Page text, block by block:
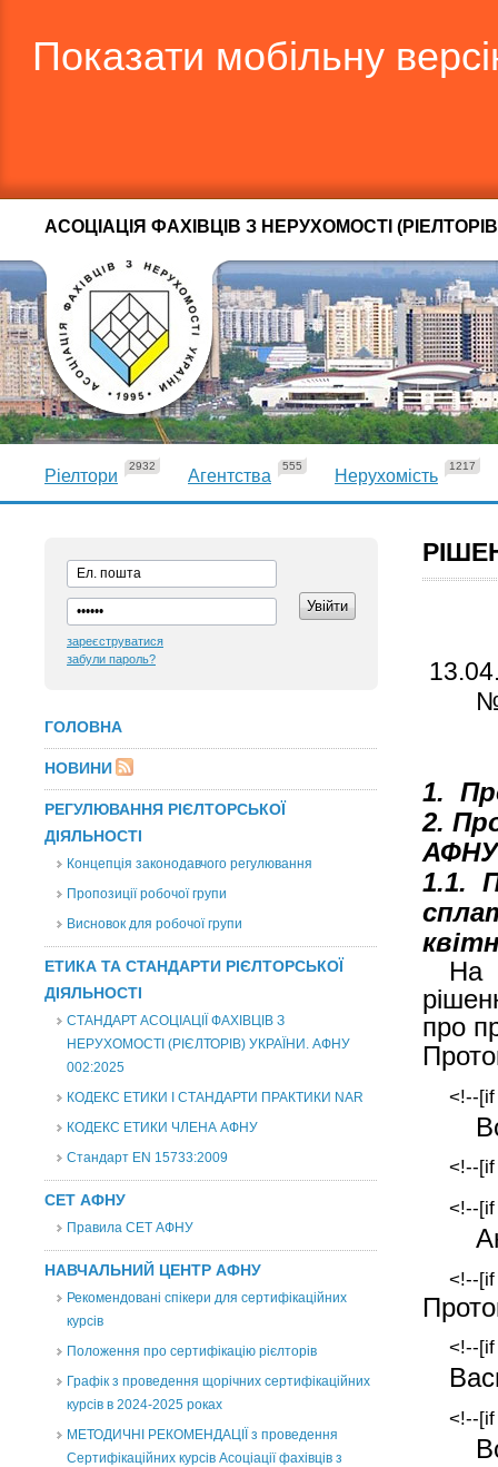
Показати мобільну
АСОЦІАЦІЯ ФАХІВЦІВ З НЕРУХОМОСТІ
Ріелтори
2932
Агентства
555
Нерухомість
1217
зареєструватися
забули пароль?
ГОЛОВНА
НОВИНИ
РЕГУЛЮВАННЯ РІЄЛТОРСЬКОЇ
ДІЯЛЬНОСТІ
Концепція законодавчого регулювання
Пропозиції робочої групи
Висновок для робочої групи
ЕТИКА ТА СТАНДАРТИ РІЄЛТОРСЬКОЇ
ДІЯЛЬНОСТІ
СТАНДАРТ АСОЦІАЦІЇ ФАХІВЦІВ З
НЕРУХОМОСТІ (РІЄЛТОРІВ) УКРАЇНИ. АФНУ
002:2025
КОДЕКС ЕТИКИ І СТАНДАРТИ ПРАКТИКИ NAR
КОДЕКС ЕТИКИ ЧЛЕНА АФНУ
Стандарт EN 15733:2009
СЕТ АФНУ
Правила СЕТ АФНУ
НАВЧАЛЬНИЙ ЦЕНТР АФНУ
Рекомендовані спікери для сертифікаційних
курсів
Положення про сертифікацію рієлторів
Графік з проведення щорічних сертифікаційних
курсів в 2024-2025 роках
МЕТОДИЧНІ РЕКОМЕНДАЦІЇ з проведення
Сертифікаційних курсів Асоціації фахівців з
№
1.
2.
АФНУ
1.1.
На
про
<!--
<!--
<!--
<!--
<!--
<!--